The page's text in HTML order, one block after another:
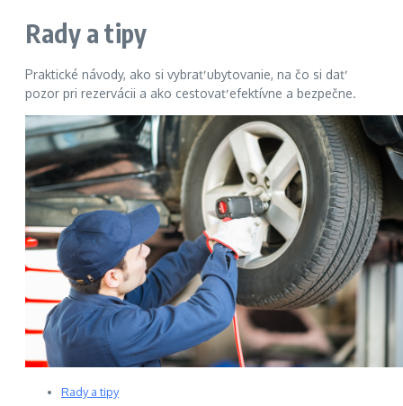
Rady a tipy
Praktické návody, ako si vybrať ubytovanie, na čo si dať
pozor pri rezervácii a ako cestovať efektívne a bezpečne.
Rady a tipy